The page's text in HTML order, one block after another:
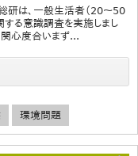
研は、一般生活者（20～50
する意識調査を実施しまし
心度合いまず...
環境問題